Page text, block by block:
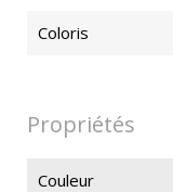
Coloris
Propriétés
Couleur